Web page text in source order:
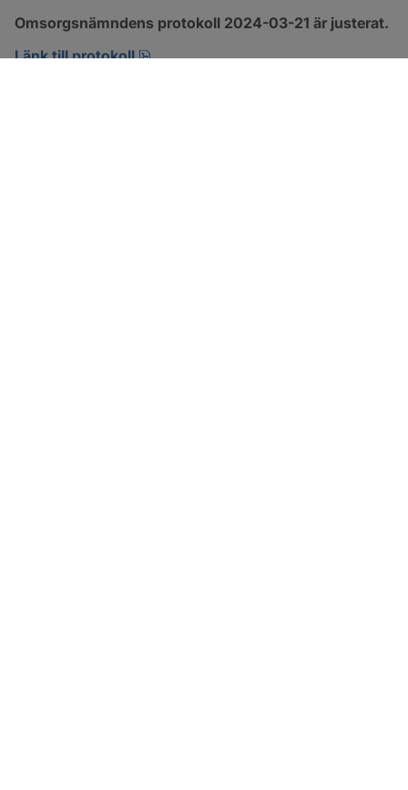
Omsorgsnämndens protokoll 2024-03-21 är justerat.
Länk till protokoll
pdf, 274.2 kB, öppnas i nytt fönster.